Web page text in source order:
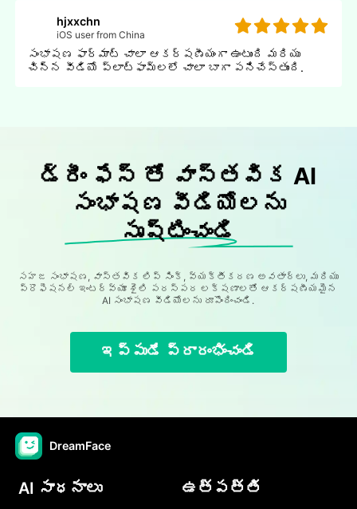
hjxxchn
iOS user from China
సంభాషణ ఫార్మాట్ చాలా ఆకర్షణీయంగా ఉంటుంది మరియు
చిన్న వీడియో ప్లాట్ఫామ్లలో చాలా బాగా పనిచేస్తుంది.
డ్రీం ఫేస్ తో వాస్తవిక AI
సంభాషణ వీడియోలను
సృష్టించండి
సహజ సంభాషణ, వాస్తవిక లిప్ సింక్, వ్యక్తీకరణ అవతార్లు, మరియు
ప్రొఫెషనల్ ఇంటర్వ్యూ శైలి పరస్పర లక్షణాలతో ఆకర్షణీయమైన
AI సంభాషణ వీడియోలను రూపొందించండి.
ఇప్పుడే ప్రారంభించండి
DreamFace
AI సాధనాలు ఉత్పత్తి